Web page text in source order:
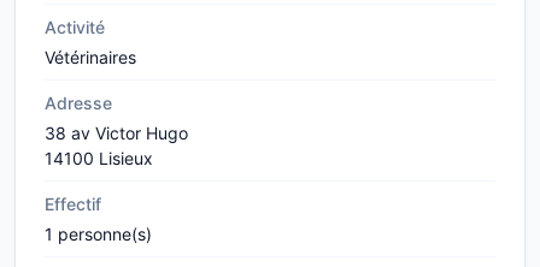
Activité
Vétérinaires
Adresse
38 av Victor Hugo
14100 Lisieux
Effectif
1 personne(s)